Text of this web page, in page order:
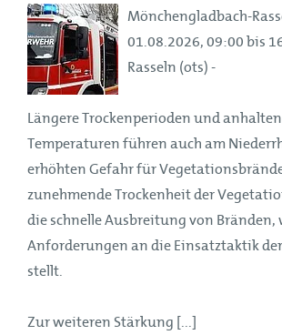
Mönchengladbach-
01.08.2026, 09:00 bis
Rasseln (ots) -
Längere Trockenperioden und
Temperaturen führen auch am
erhöhten Gefahr für
zunehmende Trockenheit der
die schnelle Ausbreitung von Bränden,
Anforderungen an die Einsatztaktik
stellt.
Zur weiteren Stärkung [...]